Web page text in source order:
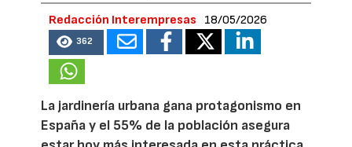
Redacción Interempresas 18/05/2026
362
La jardinería urbana gana protagonismo en
España y el 55% de la población asegura